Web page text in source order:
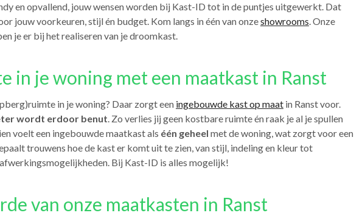
en opvallend, jouw wensen worden bij Kast-ID tot in de puntjes uitgewerkt. Dat
jouw voorkeuren, stijl én budget. Kom langs in één van onzeshowrooms. Onze
je er bij het realiseren van je droomkast.
in je woning met een maatkast in Ranst
in je woning? Daar zorgt een ingebouwde kast op maat in Ranst voor.
wordt erdoor benut. Zo verlies jij geen kostbare ruimte én raak je al je spullen
voelt een ingebouwde maatkast als één geheel met de woning, wat zorgt voor een
trouwens hoe de kast er komt uit te zien, van stijl, indeling en kleur tot
Bij Kast-ID is alles mogelijk!
van onze maatkasten in Ranst